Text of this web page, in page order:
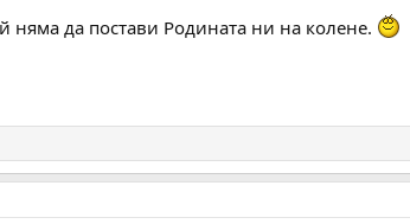
няма да постави Родината ни на колене.